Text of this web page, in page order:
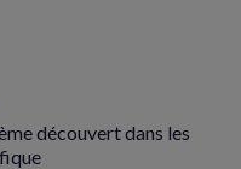
découvert dans les